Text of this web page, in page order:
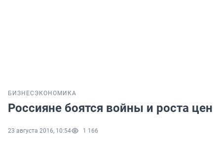
БИЗНЕС ЭКОНОМИКА
Россияне боятся войны и роста цен
23 августа 2016, 10:54 1 166